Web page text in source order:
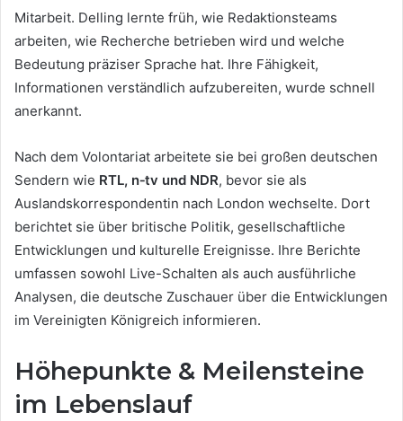
Mitarbeit. Delling lernte früh, wie Redaktionsteams
arbeiten, wie Recherche betrieben wird und welche
Bedeutung präziser Sprache hat. Ihre Fähigkeit,
Informationen verständlich aufzubereiten, wurde schnell
anerkannt.
Nach dem Volontariat arbeitete sie bei großen deutschen
Sendern wie RTL, n‑tv und NDR, bevor sie als
Auslandskorrespondentin nach London wechselte. Dort
berichtet sie über britische Politik, gesellschaftliche
Entwicklungen und kulturelle Ereignisse. Ihre Berichte
umfassen sowohl Live-Schalten als auch ausführliche
Analysen, die deutsche Zuschauer über die Entwicklungen
im Vereinigten Königreich informieren.
Höhepunkte & Meilensteine
im Lebenslauf